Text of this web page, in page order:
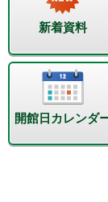
新着資料
開館日カレンダ